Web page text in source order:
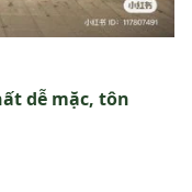
dễ mặc, tôn